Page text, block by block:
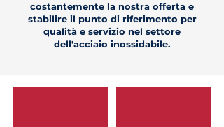
costantemente la nostra offerta e
stabilire il punto di riferimento per
qualità e servizio nel settore
dell'acciaio inossidabile.